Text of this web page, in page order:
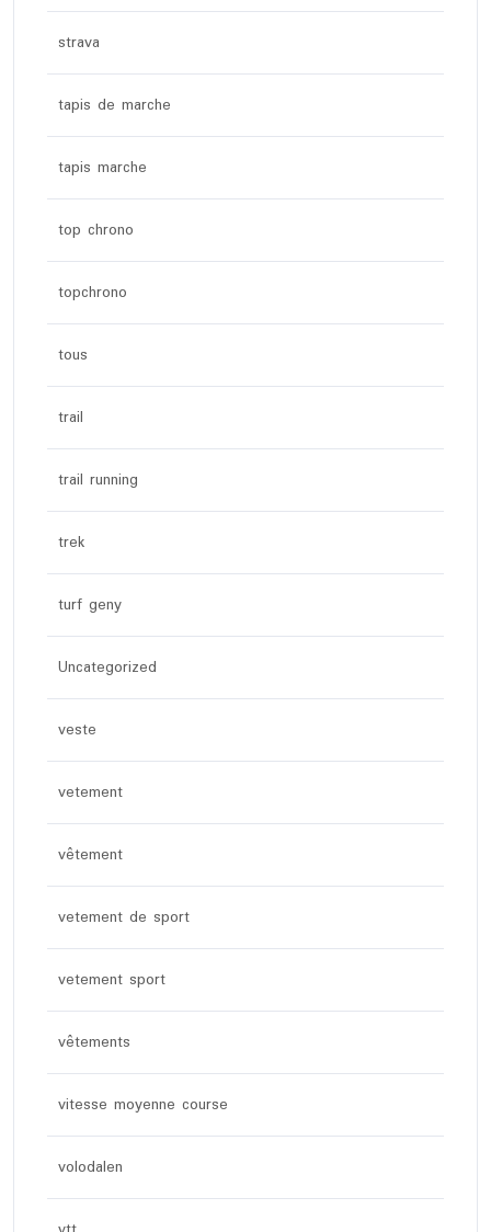
strava
tapis de marche
tapis marche
top chrono
topchrono
tous
trail
trail running
trek
turf geny
Uncategorized
veste
vetement
vêtement
vetement de sport
vetement sport
vêtements
vitesse moyenne course
volodalen